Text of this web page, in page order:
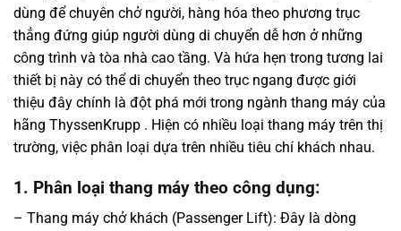
dùng để chuyên chở người, hàng hóa theo phương trục
thẳng đứng giúp người dùng di chuyển dễ hơn ở những
công trình và tòa nhà cao tầng. Và hứa hẹn trong tương lai
thiết bị này có thể di chuyển theo trục ngang được giới
thiệu đây chính là đột phá mới trong ngành thang máy của
hãng ThyssenKrupp . Hiện có nhiều loại thang máy trên thị
trường, việc phân loại dựa trên nhiều tiêu chí khách nhau.
1. Phân loại thang máy theo công dụng:
– Thang máy chở khách (Passenger Lift): Đây là dòng